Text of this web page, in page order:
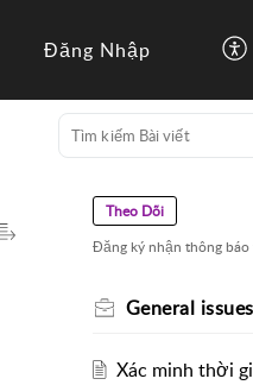
Đăng Nhập
Theo Dõi
Đăng ký nhận thông
General issues
Xác minh thời